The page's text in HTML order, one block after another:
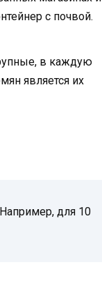
с почвой.
в каждую
является их
для 10